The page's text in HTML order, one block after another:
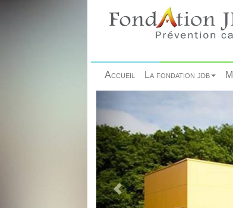
Accueil La fondation jdb